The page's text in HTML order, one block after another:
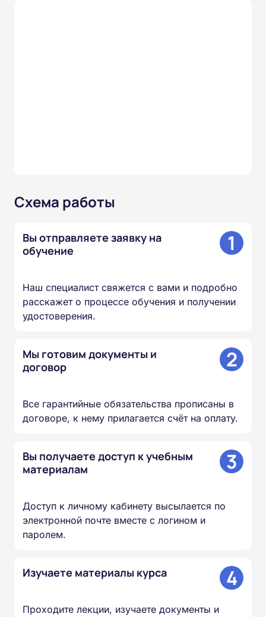
Схема работы
Вы отправляете заявку на
обучение
1
Наш специалист свяжется с вами и подробно
расскажет о процессе обучения и получении
удостоверения.
Мы готовим документы и
договор
2
Все гарантийные обязательства прописаны в
договоре, к нему прилагается счёт на оплату.
Вы получаете доступ к учебным
материалам
3
Доступ к личному кабинету высылается по
электронной почте вместе с логином и
паролем.
Изучаете материалы курса 4
Проходите лекции, изучаете документы и